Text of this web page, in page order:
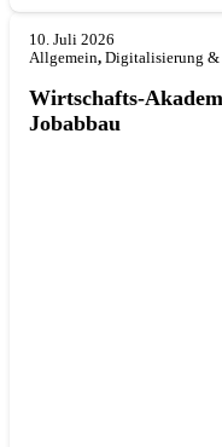
10. Juli 2026
Allgemein, Digitalisierung
Wirtschafts-
Jobabbau